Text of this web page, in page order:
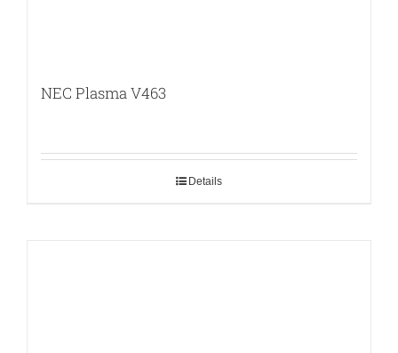
NEC Plasma V463
Details